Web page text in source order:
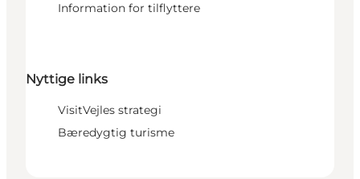
Information for tilflyttere
Nyttige links
VisitVejles strategi
Bæredygtig turisme